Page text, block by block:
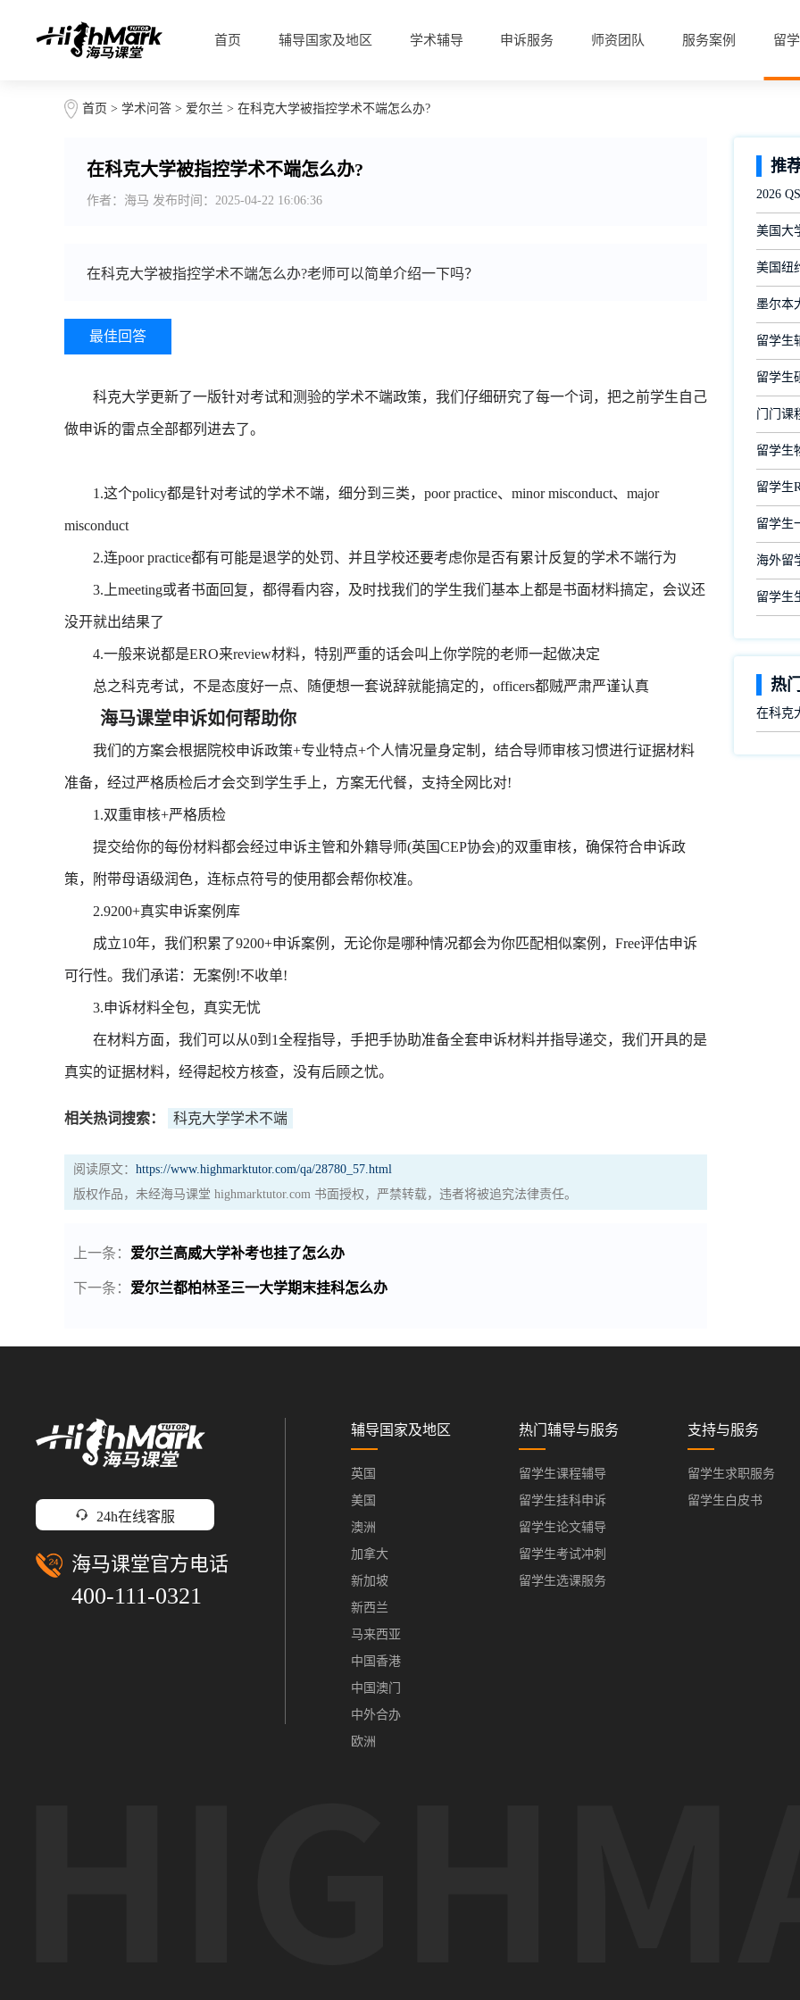
首页 辅导国家及地区 学术辅导 申诉服务 师资团队 服务案例 留
首页 > 学术问答 > 爱尔兰 > 在科克大学被指控学术不端怎么办?
在科克大学被指控学术不端怎么办?
作者：海马 发布时间：2025-04-22 16:06:36
在科克大学被指控学术不端怎么办?老师可以简单介绍一下吗？
最佳回答
科克大学更新了一版针对考试和测验的学术不端政策，我们仔细研究了每一个词，把之前学生自己
做申诉的雷点全部都列进去了。
1.这个policy都是针对考试的学术不端，细分到三类，poor practice、minor misconduct、major
misconduct
2.连poor practice都有可能是退学的处罚、并且学校还要考虑你是否有累计反复的学术不端行为
3.上meeting或者书面回复，都得看内容，及时找我们的学生我们基本上都是书面材料搞定，会议还
没开就出结果了
4.一般来说都是ERO来review材料，特别严重的话会叫上你学院的老师一起做决定
总之科克考试，不是态度好一点、随便想一套说辞就能搞定的，officers都贼严肃严谨认真
海马课堂申诉如何帮助你
我们的方案会根据院校申诉政策+专业特点+个人情况量身定制，结合导师审核习惯进行证据材料
准备，经过严格质检后才会交到学生手上，方案无代餐，支持全网比对!
1.双重审核+严格质检
提交给你的每份材料都会经过申诉主管和外籍导师(英国CEP协会)的双重审核，确保符合申诉政
策，附带母语级润色，连标点符号的使用都会帮你校准。
2.9200+真实申诉案例库
成立10年，我们积累了9200+申诉案例，无论你是哪种情况都会为你匹配相似案例，Free评估申诉
可行性。我们承诺：无案例!不收单!
3.申诉材料全包，真实无忧
在材料方面，我们可以从0到1全程指导，手把手协助准备全套申诉材料并指导递交，我们开具的是
真实的证据材料，经得起校方核查，没有后顾之忧。
相关热词搜索： 科克大学学术不端
阅读原文： https://www.highmarktutor.com/qa/28780_57.html
版权作品，未经海马课堂 highmarktutor.com 书面授权，严禁转载，违者将被追究法律责任。
上一条： 爱尔兰高威大学补考也挂了怎么办
下一条： 爱尔兰都柏林圣三一大学期末挂科怎么办
推
2026
美国大
美国纽
墨尔本
留学生
留学生
门门课
留学生
留学生
留学生
海外留
留学生
热
在科克
24h在线客服
海马课堂官方电话
400-111-0321
辅导国家及地区
英国
美国
澳洲
加拿大
新加坡
新西兰
马来西亚
中国香港
中国澳门
中外合办
欧洲
热门辅导与服务
留学生课程辅导
留学生挂科申诉
留学生论文辅导
留学生考试冲刺
留学生选课服务
支持与服务
留学生求职服务
留学生白皮书